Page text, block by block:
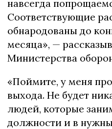
навсегда
Соответствующие
обнародованы до
месяца», —
Министерства
«Поймите, у меня
выхода. Не будет
людей, которые
должности и в